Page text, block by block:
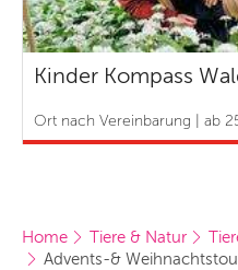
Kinder Kompass
Ort nach Vereinbarung | ab
Home Tiere & Natur
Advents-&